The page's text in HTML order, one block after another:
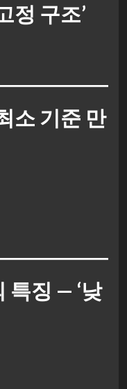
정 구조’
소 기준 만
특징 — ‘낮